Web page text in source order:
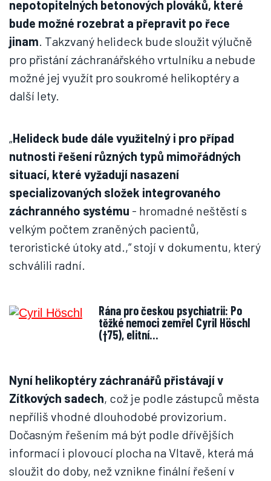
nepotopitelných betonových plováků, které
bude možné rozebrat a přepravit po řece
jinam. Takzvaný helideck bude sloužit výlučně
pro přistání záchranářského vrtulníku a nebude
možné jej využít pro soukromé helikoptéry a
další lety.
„Helideck bude dále využitelný i pro případ
nutnosti řešení různých typů mimořádných
situací, které vyžadují nasazení
specializovaných složek integrovaného
záchranného systému - hromadné neštěstí s
velkým počtem zraněných pacientů,
teroristické útoky atd.,“ stojí v dokumentu, který
schválili radní.
Rána pro českou psychiatrii: Po
těžké nemoci zemřel Cyril Höschl
(†75), elitní…
Nyní helikoptéry záchranářů přistávají v
Zítkových sadech, což je podle zástupců města
nepříliš vhodné dlouhodobé provizorium.
Dočasným řešením má být podle dřívějších
informací i plovoucí plocha na Vltavě, která má
sloužit do doby, než vznikne finální řešení v